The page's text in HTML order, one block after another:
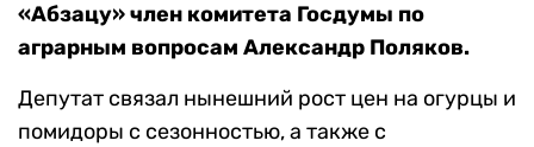
«Абзацу» член комитета Госдумы по
аграрным вопросам Александр Поляков.
Депутат связал нынешний рост цен на огурцы и
помидоры с сезонностью, а также с